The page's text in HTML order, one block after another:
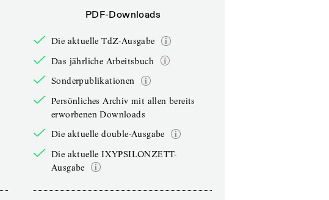
PDF-Downloads
Die aktuelle TdZ-Ausgabe
Das jährliche Arbeitsbuch
Sonderpublikationen
Persönliches Archiv mit allen bereits
erworbenen Downloads
Die aktuelle double-Ausgabe
Die aktuelle IXYPSILONZETT-
Ausgabe